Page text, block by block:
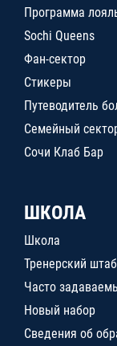
Программа
Sochi Queens
Фан-сектор
Стикеры
Путеводитель
Семейный
Сочи Клаб Бар
ШКОЛА
Школа
Тренерский штаб
Часто
Новый набор
Сведения об